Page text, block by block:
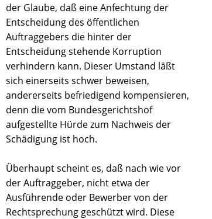
der Glaube, daß eine Anfechtung der
Entscheidung des öffentlichen
Auftraggebers die hinter der
Entscheidung stehende Korruption
verhindern kann. Dieser Umstand läßt
sich einerseits schwer beweisen,
andererseits befriedigend kompensieren,
denn die vom Bundesgerichtshof
aufgestellte Hürde zum Nachweis der
Schädigung ist hoch.
Überhaupt scheint es, daß nach wie vor
der Auftraggeber, nicht etwa der
Ausführende oder Bewerber von der
Rechtsprechung geschützt wird. Diese